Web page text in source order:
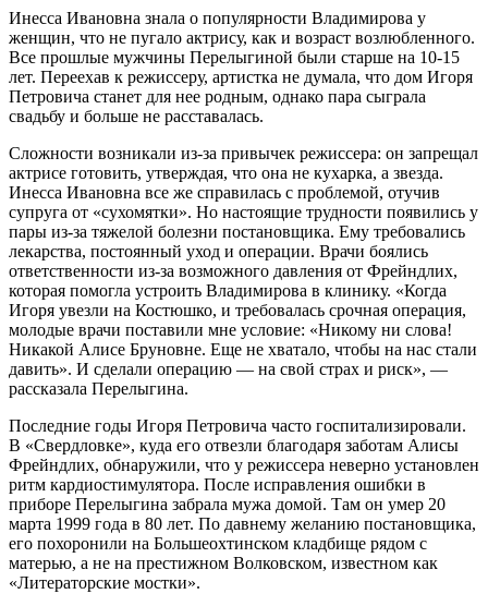
Инесса Ивановна знала о популярности Владимирова у
женщин, что не пугало актрису, как и возраст возлюбленного.
Все прошлые мужчины Перелыгиной были старше на 10-15
лет. Переехав к режиссеру, артистка не думала, что дом Игоря
Петровича станет для нее родным, однако пара сыграла
свадьбу и больше не расставалась.
Сложности возникали из-за привычек режиссера: он запрещал
актрисе готовить, утверждая, что она не кухарка, а звезда.
Инесса Ивановна все же справилась с проблемой, отучив
супруга от «сухомятки». Но настоящие трудности появились у
пары из-за тяжелой болезни постановщика. Ему требовались
лекарства, постоянный уход и операции. Врачи боялись
ответственности из-за возможного давления от Фрейндлих,
которая помогла устроить Владимирова в клинику. «Когда
Игоря увезли на Костюшко, и требовалась срочная операция,
молодые врачи поставили мне условие: «Никому ни слова!
Никакой Алисе Бруновне. Еще не хватало, чтобы на нас стали
давить». И сделали операцию — на свой страх и риск», —
рассказала Перелыгина.
Последние годы Игоря Петровича часто госпитализировали.
В «Свердловке», куда его отвезли благодаря заботам Алисы
Фрейндлих, обнаружили, что у режиссера неверно установлен
ритм кардиостимулятора. После исправления ошибки в
приборе Перелыгина забрала мужа домой. Там он умер 20
марта 1999 года в 80 лет. По давнему желанию постановщика,
его похоронили на Большеохтинском кладбище рядом с
матерью, а не на престижном Волковском, известном как
«Литераторские мостки».